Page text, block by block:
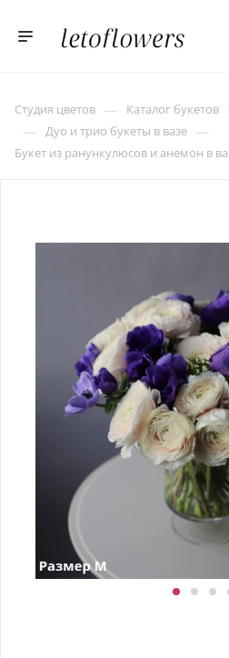
Студия цветов — Каталог букетов
— Дуо и трио букеты в вазе —
Букет из ранункулюсов и анемон в